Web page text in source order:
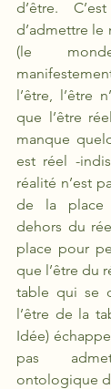
d’être.
d’admettre le
(le
l’être, l’être
que l’être
manque
est réel -
réalité n’est
de la place
dehors du
place pour
que l’être du
table qui se
l’être de la
Idée)
pas
ontologique